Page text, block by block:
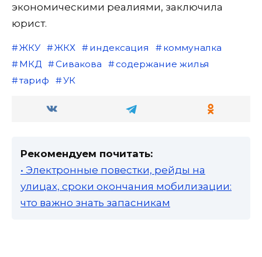
экономическими реалиями, заключила
юрист.
ЖКУ ЖКХ индексация
коммуналка
МКД
Сивакова
содержание жилья
тариф
УК
Рекомендуем почитать:
• Электронные повестки, рейды на
улицах, сроки окончания мобилизации:
что важно знать запасникам